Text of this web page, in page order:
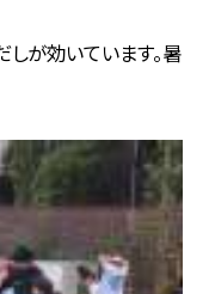
しが効いています。暑